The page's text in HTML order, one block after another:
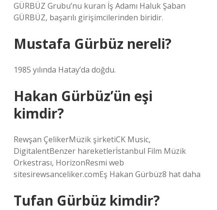
GÜRBÜZ Grubu’nu kuran İş Adamı Haluk Şaban
GÜRBÜZ, başarılı girişimcilerinden biridir.
Mustafa Gürbüz nereli?
1985 yılında Hatay’da doğdu.
Hakan Gürbüz’ün eşi
kimdir?
Rewşan ÇelikerMüzik şirketiCK Music,
DigitalentBenzer hareketlerİstanbul Film Müzik
Orkestrası, HorizonResmi web
sitesirewsanceliker.comEş Hakan Gürbüz8 hat daha
Tufan Gürbüz kimdir?